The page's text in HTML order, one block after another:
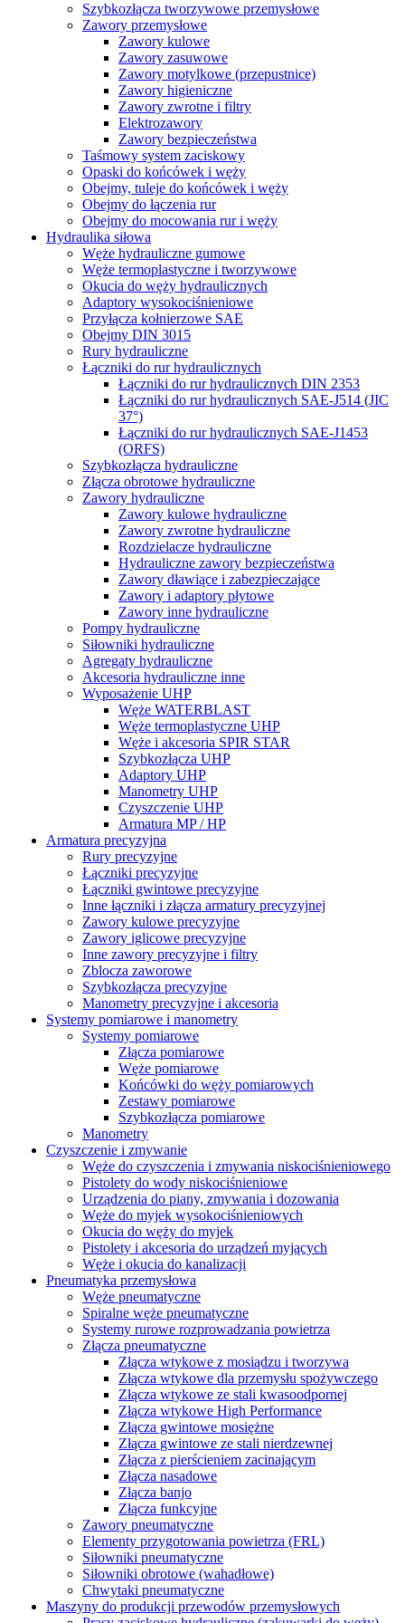
Szybkozłącza tworzywowe przemysłowe
Zawory przemysłowe
Zawory kulowe
Zawory zasuwowe
Zawory motylkowe (przepustnice)
Zawory higieniczne
Zawory zwrotne i filtry
Elektrozawory
Zawory bezpieczeństwa
Taśmowy system zaciskowy
Opaski do końcówek i węży
Obejmy, tuleje do końcówek i węży
Obejmy do łączenia rur
Obejmy do mocowania rur i węży
Hydraulika siłowa
Węże hydrauliczne gumowe
Węże termoplastyczne i tworzywowe
Okucia do węży hydraulicznych
Adaptory wysokociśnieniowe
Przyłącza kołnierzowe SAE
Obejmy DIN 3015
Rury hydrauliczne
Łączniki do rur hydraulicznych
Łączniki do rur hydraulicznych DIN 2353
Łączniki do rur hydraulicznych SAE-J514 (JIC
37°)
Łączniki do rur hydraulicznych SAE-J1453
(ORFS)
Szybkozłącza hydrauliczne
Złącza obrotowe hydrauliczne
Zawory hydrauliczne
Zawory kulowe hydrauliczne
Zawory zwrotne hydrauliczne
Rozdzielacze hydrauliczne
Hydrauliczne zawory bezpieczeństwa
Zawory dławiące i zabezpieczające
Zawory i adaptory płytowe
Zawory inne hydrauliczne
Pompy hydrauliczne
Siłowniki hydrauliczne
Agregaty hydrauliczne
Akcesoria hydrauliczne inne
Wyposażenie UHP
Węże WATERBLAST
Węże termoplastyczne UHP
Węże i akcesoria SPIR STAR
Szybkozłącza UHP
Adaptory UHP
Manometry UHP
Czyszczenie UHP
Armatura MP / HP
Armatura precyzyjna
Rury precyzyjne
Łączniki precyzyjne
Łączniki gwintowe precyzyjne
Inne łączniki i złącza armatury precyzyjnej
Zawory kulowe precyzyjne
Zawory iglicowe precyzyjne
Inne zawory precyzyjne i filtry
Zblocza zaworowe
Szybkozłącza precyzyjne
Manometry precyzyjne i akcesoria
Systemy pomiarowe i manometry
Systemy pomiarowe
Złącza pomiarowe
Węże pomiarowe
Końcówki do węży pomiarowych
Zestawy pomiarowe
Szybkozłącza pomiarowe
Manometry
Czyszczenie i zmywanie
Węże do czyszczenia i zmywania niskociśnieniowego
Pistolety do wody niskociśnieniowe
Urządzenia do piany, zmywania i dozowania
Węże do myjek wysokociśnieniowych
Okucia do węży do myjek
Pistolety i akcesoria do urządzeń myjących
Węże i okucia do kanalizacji
Pneumatyka przemysłowa
Węże pneumatyczne
Spiralne węże pneumatyczne
Systemy rurowe rozprowadzania powietrza
Złącza pneumatyczne
Złącza wtykowe z mosiądzu i tworzywa
Złącza wtykowe dla przemysłu spożywczego
Złącza wtykowe ze stali kwasoodpornej
Złącza wtykowe High Performance
Złącza gwintowe mosiężne
Złącza gwintowe ze stali nierdzewnej
Złącza z pierścieniem zacinającym
Złącza nasadowe
Złącza banjo
Złącza funkcyjne
Zawory pneumatyczne
Elementy przygotowania powietrza (FRL)
Siłowniki pneumatyczne
Siłowniki obrotowe (wahadłowe)
Chwytaki pneumatyczne
Maszyny do produkcji przewodów przemysłowych